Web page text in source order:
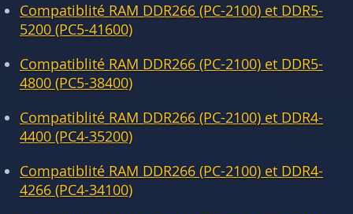
Compatiblité RAM DDR266 (PC-2100) et DDR5-
5200 (PC5-41600)
Compatiblité RAM DDR266 (PC-2100) et DDR5-
4800 (PC5-38400)
Compatiblité RAM DDR266 (PC-2100) et DDR4-
4400 (PC4-35200)
Compatiblité RAM DDR266 (PC-2100) et DDR4-
4266 (PC4-34100)